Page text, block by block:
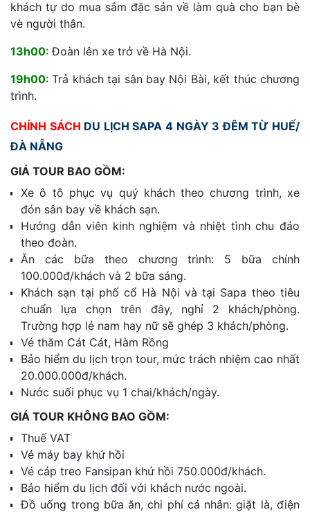
khách tự do mua sắm đặc sản về làm quà cho bạn bè
vè người thân.
13h00: Đoàn lên xe trở về Hà Nội.
19h00: Trả khách tại sân bay Nội Bài, kết thúc chương
trình.
CHÍNH SÁCH DU LỊCH SAPA 4 NGÀY 3 ĐÊM TỪ HUẾ/
ĐÀ NẴNG
GIÁ TOUR BAO GỒM:
Xe ô tô phục vụ quý khách theo chương trình, xe
đón sân bay về khách sạn.
Hướng dẫn viên kinh nghiệm và nhiệt tình chu đáo
theo đoàn.
Ăn các bữa theo chương trình: 5 bữa chính
100.000đ/khách và 2 bữa sáng.
Khách sạn tại phố cổ Hà Nội và tại Sapa theo tiêu
chuẩn lựa chọn trên đây, nghỉ 2 khách/phòng.
Trường hợp lẻ nam hay nữ sẽ ghép 3 khách/phòng.
Vé thăm Cát Cát, Hàm Rồng
Bảo hiểm du lịch trọn tour, mức trách nhiệm cao nhất
20.000.000đ/khách.
Nước suối phục vụ 1 chai/khách/ngày.
GIÁ TOUR KHÔNG BAO GỒM:
Thuế VAT
Vé máy bay khứ hồi
Vé cáp treo Fansipan khứ hồi 750.000đ/khách.
Bảo hiểm du lịch đối với khách nước ngoài.
Đồ uống trong bữa ăn, chi phí cá nhân: giặt là, điện